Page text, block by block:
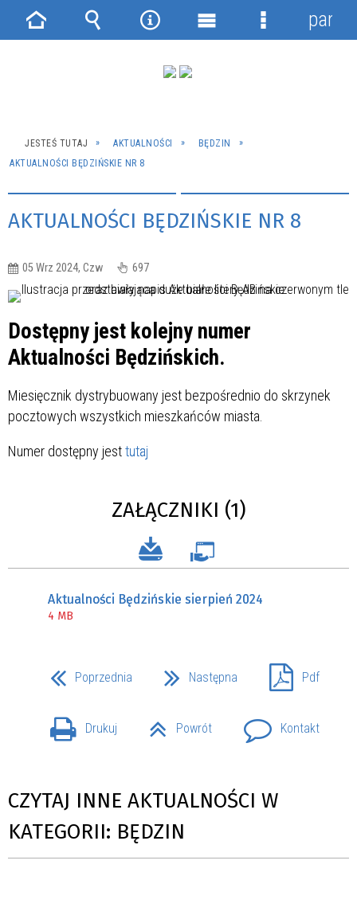
JESTEŚ TUTAJ AKTUALNOŚCI
BĘDZIN
AKTUALNOŚCI BĘDZIŃSKIE NR 8
AKTUALNOŚCI BĘDZIŃSKIE NR 8
05 Wrz 2024, Czw 697
Dostępny jest kolejny numer
Aktualności Będzińskich.
Miesięcznik dystrybuowany jest bezpośrednio do skrzynek
pocztowych wszystkich mieszkańców miasta.
Numer dostępny jesttutaj
ZAŁĄCZNIKI (1)
Aktualności Będzińskie sierpień 2024
4 MB
Poprzednia Następna Pdf
Drukuj Powrót Kontakt
CZYTAJ INNE AKTUALNOŚCI W
KATEGORII: BĘDZIN
Strona Wyszukiwarka
NarzędziaMenu
Menu
panel